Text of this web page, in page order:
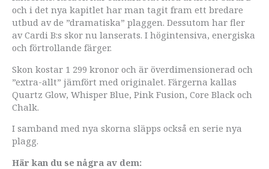
och i det nya kapitlet har man tagit fram ett bredare
utbud av de ”dramatiska” plaggen. Dessutom har fler
av Cardi B:s skor nu lanserats. I högintensiva, energiska
och förtrollande färger.
Skon kostar 1 299 kronor och är överdimensionerad och
”extra-allt” jämfört med originalet. Färgerna kallas
Quartz Glow, Whisper Blue, Pink Fusion, Core Black och
Chalk.
I samband med nya skorna släpps också en serie nya
plagg.
Här kan du se några av dem: